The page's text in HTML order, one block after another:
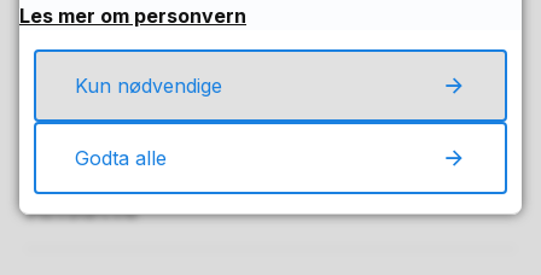
Ansatte
Les mer om personvern
Kun nødvendige
Godta alle